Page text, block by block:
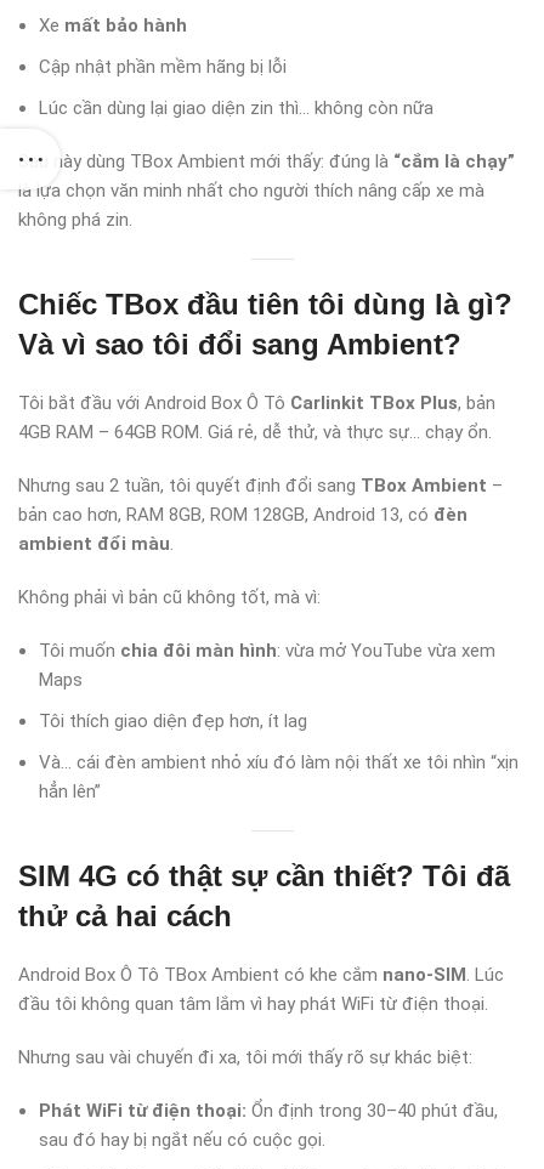
Xe mất bảo hành
Cập nhật phần mềm hãng bị lỗi
Lúc cần dùng lại giao diện zin thì… không còn nữa
Sau này dùng TBox Ambient mới thấy: đúng là “cắm là chạy”
là lựa chọn văn minh nhất cho người thích nâng cấp xe mà
không phá zin.
Chiếc TBox đầu tiên tôi dùng là gì?
Và vì sao tôi đổi sang Ambient?
Tôi bắt đầu với Android Box Ô Tô Carlinkit TBox Plus, bản
4GB RAM – 64GB ROM. Giá rẻ, dễ thử, và thực sự… chạy ổn.
Nhưng sau 2 tuần, tôi quyết định đổi sang TBox Ambient –
bản cao hơn, RAM 8GB, ROM 128GB, Android 13, có đèn
ambient đổi màu.
Không phải vì bản cũ không tốt, mà vì:
Tôi muốn chia đôi màn hình: vừa mở YouTube vừa xem
Maps
Tôi thích giao diện đẹp hơn, ít lag
Và… cái đèn ambient nhỏ xíu đó làm nội thất xe tôi nhìn “xịn
hẳn lên”
SIM 4G có thật sự cần thiết? Tôi đã
thử cả hai cách
Android Box Ô Tô TBox Ambient có khe cắm nano-SIM. Lúc
đầu tôi không quan tâm lắm vì hay phát WiFi từ điện thoại.
Nhưng sau vài chuyến đi xa, tôi mới thấy rõ sự khác biệt:
Phát WiFi từ điện thoại: Ổn định trong 30–40 phút đầu,
sau đó hay bị ngắt nếu có cuộc gọi.